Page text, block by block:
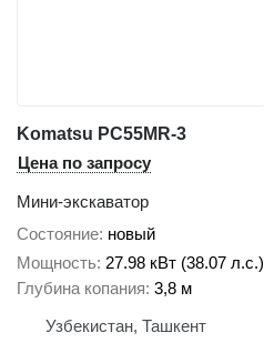
Komatsu PC55MR-3
Цена по запросу
Мини-экскаватор
Состояние новый
Мощность 27.98 кВт (38.07 л.с.)
Глубина копания 3,8 м
Узбекистан, Ташкент